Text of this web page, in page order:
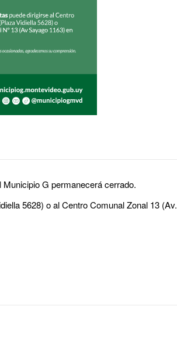
G permanecerá cerrado.
5628) o al Centro Comunal Zonal 13 (Av.